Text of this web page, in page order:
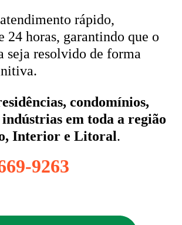
rápido,
24 horas, garantindo que o
seja resolvido de forma
condomínios,
em toda a região
Interior e Litoral.
9263